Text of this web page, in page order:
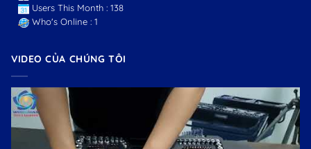
Users This Month : 138
Who's Online : 1
VIDEO CỦA CHÚNG TÔI